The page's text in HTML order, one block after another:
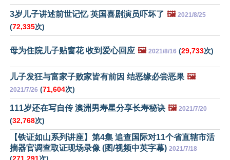
3岁儿子讲述前世记忆 英国喜剧演员吓坏了 🖼️ 2021/8/25
(72,335次)
母为住院儿子贴窗花 收到爱心回应 🖼️ 2021/8/16 (29,733次)
儿子发狂与富家子败家皆有前因 结恶缘必尝恶果 🖼️
2021/7/26 (71,604次)
111岁还在写自传 澳洲男寿星分享长寿秘诀 🖼️ 2021/7/20
(32,768次)
【铁证如山系列讲座】第4集 追查国际对11个省直辖市活
摘器官调查取证现场录像 (图/视频中英字幕) 2021/7/18